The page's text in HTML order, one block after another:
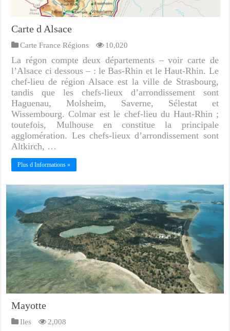
Carte d Alsace
Carte France Régions 10,020
La régon compte deux départements – voir carte de
l’Alsace ci dessous – : le Bas-Rhin et le Haut-Rhin. Le
chef-lieu de région Alsace est la ville de Strasbourg,
tandis que les chefs-lieux d’arrondissement sont
Haguenau, Molsheim, Saverne, Sélestat et
Wissembourg. Colmar est le chef-lieu du Haut-Rhin ;
toutefois, Mulhouse en constitue la principale
agglomération. Les chefs-lieux d’arrondissement sont
Altkirch, …
Plus d Informations »
Mayotte
Iles 2,008